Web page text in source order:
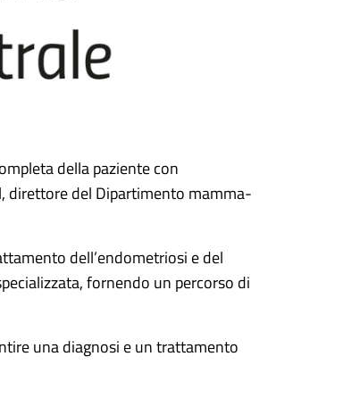
della paziente con
direttore del Dipartimento mamma-
dell’endometriosi e del
fornendo un percorso di
una diagnosi e un trattamento